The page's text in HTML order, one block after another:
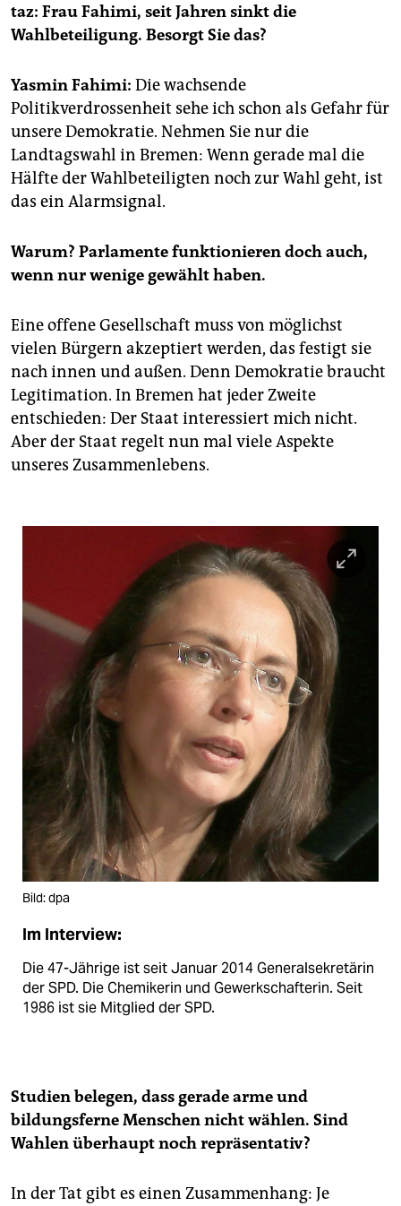
abo
genossenschaft
epaper login
taz: Frau Fahimi, seit Jahren sinkt die
Wahlbeteiligung. Besorgt Sie das?
Yasmin Fahimi: Die wachsende
Politikverdrossenheit sehe ich schon als Gefahr für
unsere Demokratie. Nehmen Sie nur die
Landtagswahl in Bremen: Wenn gerade mal die
Hälfte der Wahlbeteiligten noch zur Wahl geht, ist
das ein Alarmsignal.
Warum? Parlamente funktionieren doch auch,
wennnur wenige gewählt haben.
Eine offene Gesellschaft muss von möglichst
vielen Bürgern akzeptiert werden, das festigt sie
nach innen und außen. Denn Demokratie braucht
Legitimation. In Bremen hat jeder Zweite
entschieden: Der Staat interessiert mich nicht.
Aber der Staat regelt nun mal viele Aspekte
unseres Zusammenlebens.
Bild: dpa
Im Interview:
Die 47-Jährige ist seit Januar 2014 Generalsekretärin
der SPD. Die Chemikerin und Gewerkschafterin. Seit
1986 ist sie Mitglied der SPD.
Studien belegen, dass gerade arme und
bildungsferne Menschen nicht wählen. Sind
Wahlen überhaupt noch repräsentativ?
In der Tat gibt es einen Zusammenhang: Je